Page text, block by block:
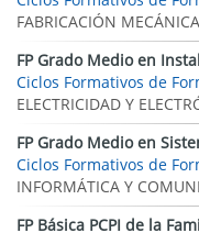
FABRICACIÓN MECÁNICA
FP Grado Medio en
Ciclos Formativos de
ELECTRICIDAD Y
FP Grado Medio en
Ciclos Formativos de
INFORMÁTICA Y
FP Básica PCPI de la